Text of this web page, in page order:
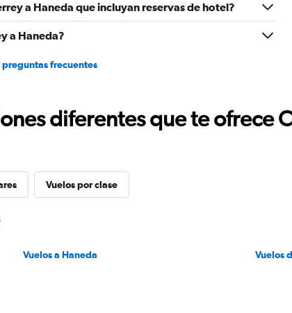
a Haneda que incluyan reservas de hotel?
a Haneda?
preguntas frecuentes
diferentes que te ofrece
Vuelos por clase
Vuelos a Haneda
Vuelos